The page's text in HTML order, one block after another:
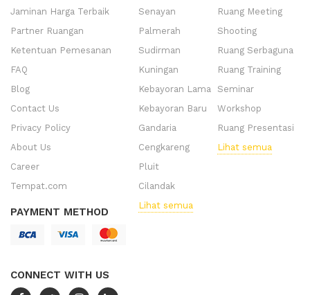
Jaminan Harga Terbaik
Partner Ruangan
Ketentuan Pemesanan
FAQ
Blog
Contact Us
Privacy Policy
About Us
Career
Tempat.com
PAYMENT METHOD
CONNECT WITH US
Senayan
Palmerah
Sudirman
Kuningan
Kebayoran Lama
Kebayoran Baru
Gandaria
Cengkareng
Pluit
Cilandak
Lihat semua
Ruang Meeting
Shooting
Ruang Serbaguna
Ruang Training
Seminar
Workshop
Ruang Presentasi
Lihat semua